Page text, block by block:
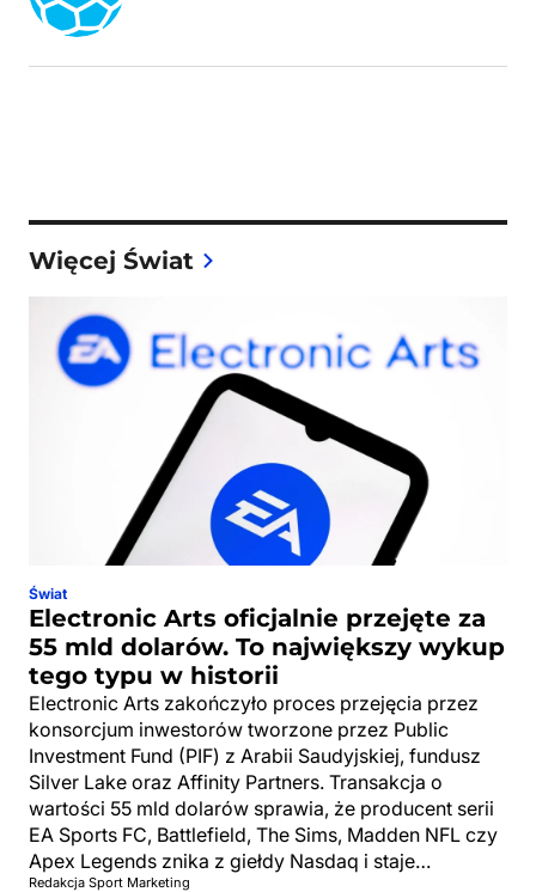
Więcej Świat
Świat
Electronic Arts oficjalnie przejęte za
55 mld dolarów. To największy wykup
tego typu w historii
Electronic Arts zakończyło proces przejęcia przez
konsorcjum inwestorów tworzone przez Public
Investment Fund (PIF) z Arabii Saudyjskiej, fundusz
Silver Lake oraz Affinity Partners. Transakcja o
wartości 55 mld dolarów sprawia, że producent serii
EA Sports FC, Battlefield, The Sims, Madden NFL czy
Apex Legends znika z giełdy Nasdaq i staje…
Redakcja Sport Marketing